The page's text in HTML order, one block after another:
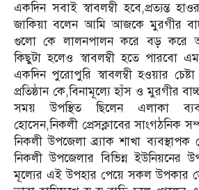
একদিন সবাই স্বাবলম্বী হবে,প্রত্যন্ত
জাকিয়া বলেন আমি আজকে মুরগীর
গুলো কে লালনপালন করে বড় করে
কিছুটা হলেও স্বাবলম্বী হতে পারবো
একদিন পুরোপুরি স্বাবলম্বী হওয়ার
প্রতিষ্ঠান কে,বিনামূল্যে হাঁস ও মুরগীর
সময় উপস্থিত ছিলেন এলাকা
হোসেন,নিকলী প্রেসক্লাবের সাংগঠনিক
নিকলী উপজেলা ব্র্যাক শাখা
নিকলী উপজেলার বিভিন্ন ইউনিয়নের
মূল্যের এই উপহার পেয়ে সকল উপকার